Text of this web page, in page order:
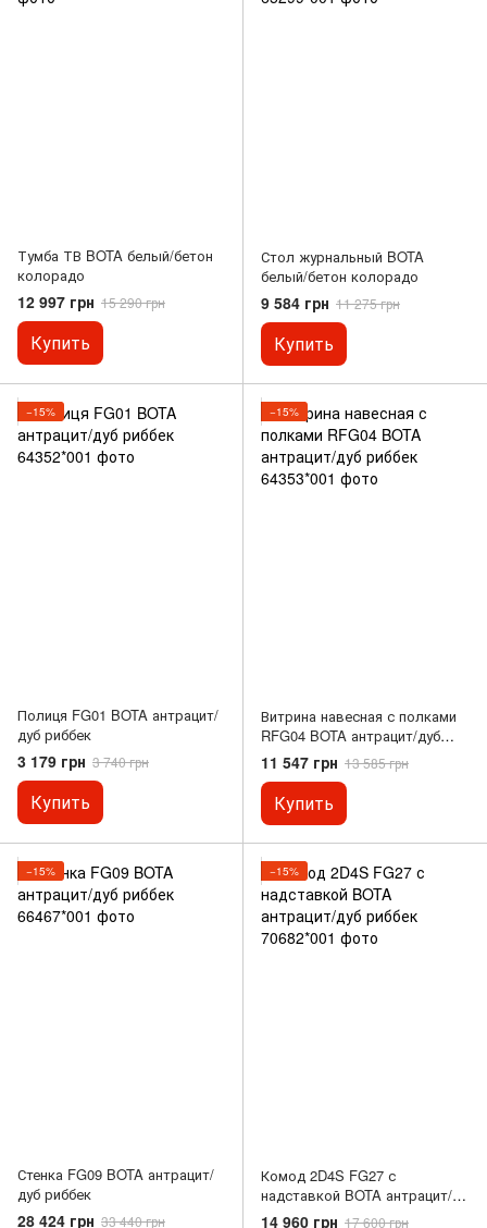
Тумба ТВ BOTA белый/бетон
колорадо
12 997 грн 15 290 грн
Купить
Стол журнальный BOTA
белый/бетон колорадо
9 584 грн 11 275 грн
Купить
−15%
Полиця FG01 BOTA антрацит/
дуб риббек
3 179 грн 3 740 грн
Купить
−15%
Витрина навесная с полками
RFG04 BOTA антрацит/дуб
риббек
11 547 грн 13 585 грн
Купить
−15%
Стенка FG09 BOTA антрацит/
дуб риббек
28 424 грн 33 440 грн
−15%
Комод 2D4S FG27 с
надставкой BOTA антрацит/
дуб риббек
14 960 грн 17 600 грн